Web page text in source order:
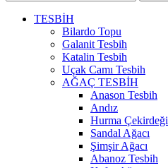
TESBİH
Bilardo Topu
Galanit Tesbih
Katalin Tesbih
Uçak Camı Tesbih
AĞAÇ TESBİH
Anason Tesbih
Andız
Hurma Çekirdeği
Sandal Ağacı
Şimşir Ağacı
Abanoz Tesbih